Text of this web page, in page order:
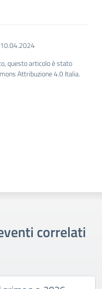
10.04.2024
questo articolo è stato
Attribuzione 4.0 Italia.
correlati